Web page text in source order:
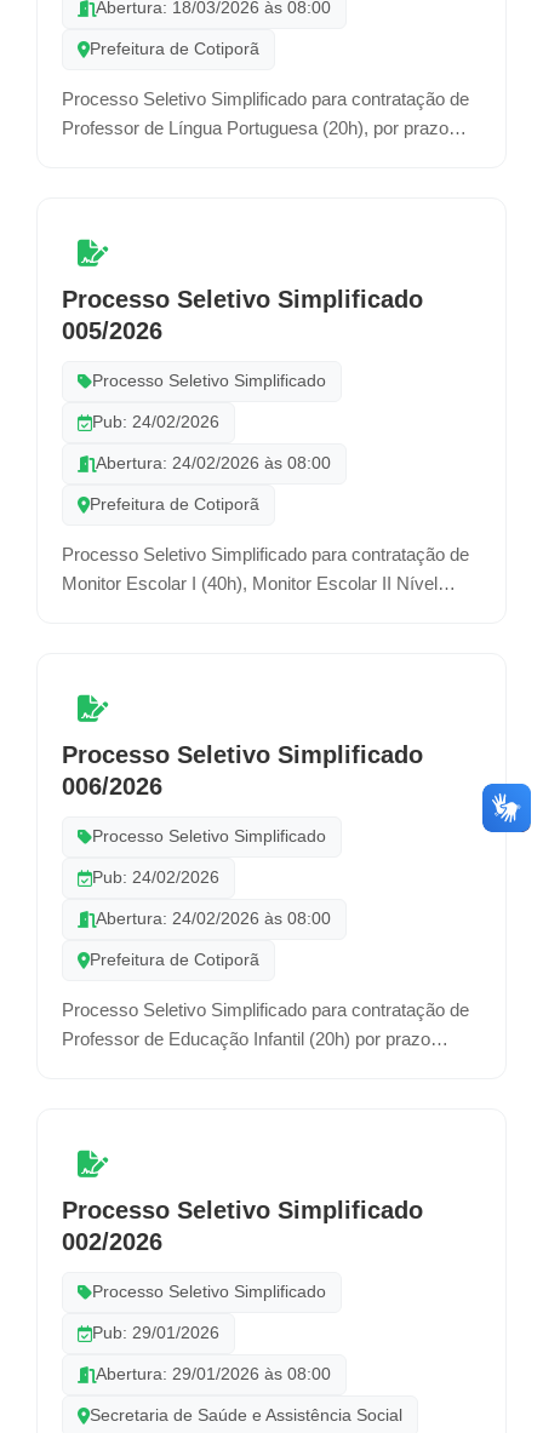
Abertura: 18/03/2026 às 08:00
Prefeitura de Cotiporã
Processo Seletivo Simplificado para contratação de
Professor de Língua Portuguesa (20h), por prazo
Processo Seletivo Simplificado
005/2026
Processo Seletivo Simplificado
Pub: 24/02/2026
Abertura: 24/02/2026 às 08:00
Prefeitura de Cotiporã
Processo Seletivo Simplificado para contratação de
Monitor Escolar I (40h), Monitor Escolar II Nível
Processo Seletivo Simplificado
006/2026
Processo Seletivo Simplificado
Pub: 24/02/2026
Abertura: 24/02/2026 às 08:00
Prefeitura de Cotiporã
Processo Seletivo Simplificado para contratação de
Professor de Educação Infantil (20h) por prazo
Processo Seletivo Simplificado
002/2026
Processo Seletivo Simplificado
Pub: 29/01/2026
Abertura: 29/01/2026 às 08:00
Secretaria de Saúde e Assistência Social